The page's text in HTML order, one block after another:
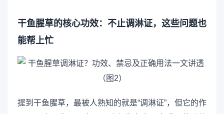
干鱼腥草的核心功效：不止调淋证，这些问题也
能帮上忙
提到干鱼腥草，最被人熟知的就是“调淋证”，但它的作